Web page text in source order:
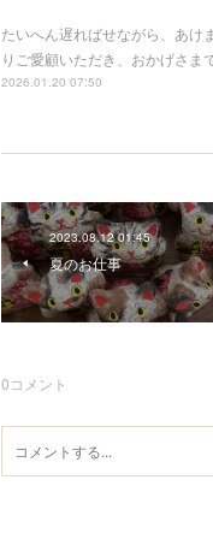
たいへん遅ればせながら、あけ
りご愛顧いただき、おかげさま
2026.01.20 07:50
2023.08.12 01:45
夏のお仕事
0コメント